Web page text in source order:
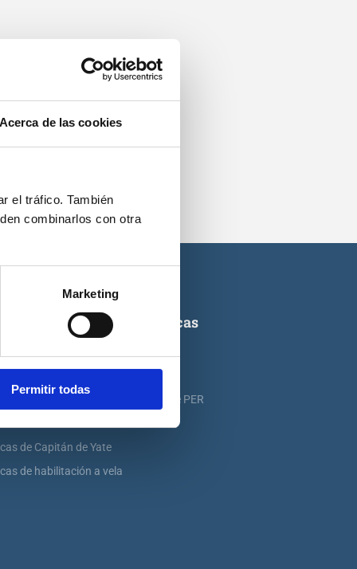
de las cookies
el tráfico. También
combinarlos con otra
Marketing
Permitir todas
de titulaciones náuticas
de ampliación de atribuciones de PER
de Patrón de Yate
de Capitán de Yate
de habilitación a vela